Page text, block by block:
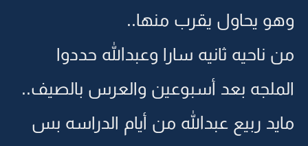
وهو يحاول يقرب منها..
من ناحيه ثانيه سارا وعبدالله حددوا
الملجه بعد أسبوعين والعرس بالصيف..
مايد ربيع عبدالله من أيام الدراسه بس